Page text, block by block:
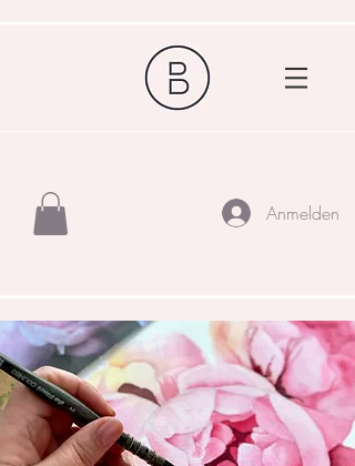
Anmelden